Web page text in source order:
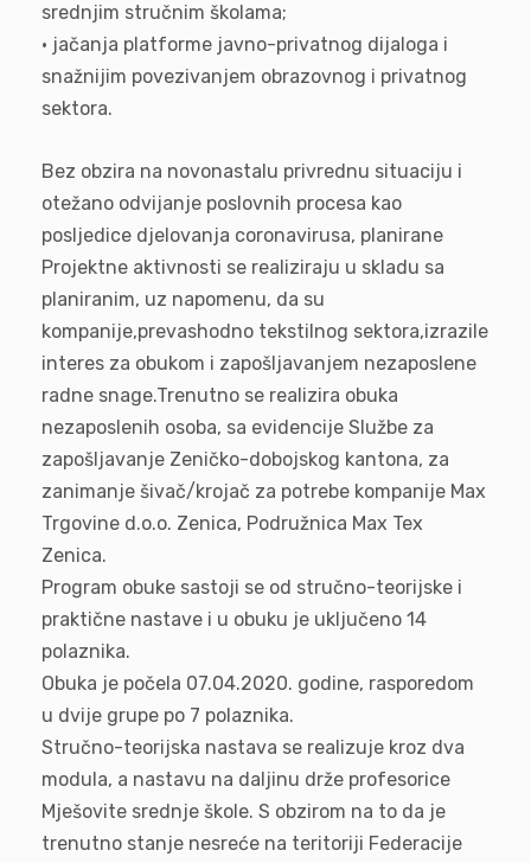
srednjim stručnim školama;
• jačanja platforme javno-privatnog dijaloga i
snažnijim povezivanjem obrazovnog i privatnog
sektora.
Bez obzira na novonastalu privrednu situaciju i
otežano odvijanje poslovnih procesa kao
posljedice djelovanja coronavirusa, planirane
Projektne aktivnosti se realiziraju u skladu sa
planiranim, uz napomenu, da su
kompanije,prevashodno tekstilnog sektora,izrazile
interes za obukom i zapošljavanjem nezaposlene
radne snage.Trenutno se realizira obuka
nezaposlenih osoba, sa evidencije Službe za
zapošljavanje Zeničko-dobojskog kantona, za
zanimanje šivač/krojač za potrebe kompanije Max
Trgovine d.o.o. Zenica, Podružnica Max Tex
Zenica.
Program obuke sastoji se od stručno-teorijske i
praktične nastave i u obuku je uključeno 14
polaznika.
Obuka je počela 07.04.2020. godine, rasporedom
u dvije grupe po 7 polaznika.
Stručno-teorijska nastava se realizuje kroz dva
modula, a nastavu na daljinu drže profesorice
Mješovite srednje škole. S obzirom na to da je
trenutno stanje nesreće na teritoriji Federacije